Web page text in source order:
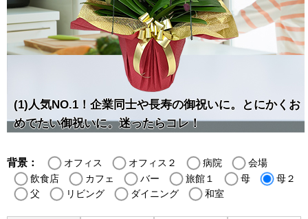
(1)人気NO.1！企業同士や長寿の御祝いに。とにかくお
めでたい御祝いに。迷ったらコレ！
背景： オフィス オフィス２ 病院
会場
飲食店
カフェ バー 旅館１ 母
母２
父
リビング ダイニング 和室